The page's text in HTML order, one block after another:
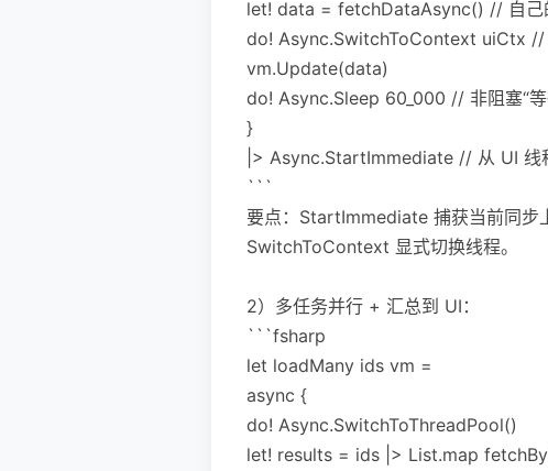
let! data = fetchDataAsync() // 自己
do! Async.SwitchToContext uiCtx //
vm.Update(data)
do! Async.Sleep 60_000 // 非阻塞“等
}
|> Async.StartImmediate // 从 UI 线
```
要点：StartImmediate 捕获当前同步
SwitchToContext 显式切换线程。
2）多任务并行 + 汇总到 UI：
```fsharp
let loadMany ids vm =
async {
do! Async.SwitchToThreadPool()
let! results = ids |> List.map